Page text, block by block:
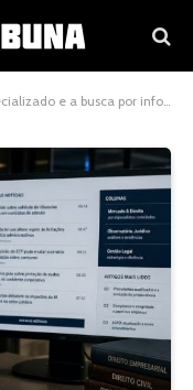
informações jurídicas confiáveis no Brasil